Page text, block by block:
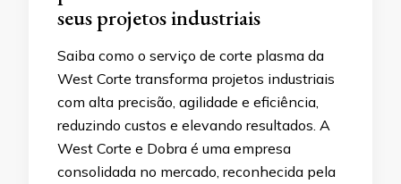
seus projetos industriais
Saiba como o serviço de corte plasma da
West Corte transforma projetos industriais
com alta precisão, agilidade e eficiência,
reduzindo custos e elevando resultados. A
West Corte e Dobra é uma empresa
consolidada no mercado, reconhecida pela